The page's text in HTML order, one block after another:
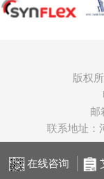
版权
邮
联系地址：
在线咨询